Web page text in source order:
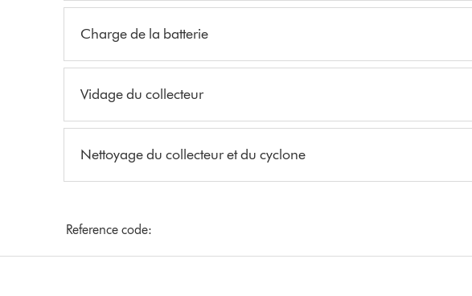
Charge de la batterie
Vidage du collecteur
Nettoyage du collecteur et du cyclone
Reference code: